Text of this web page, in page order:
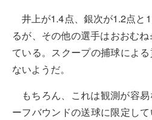
井上が1.4点、銀次が1.2点と
るが、その他の選手はおおむ
ている。スクープの捕球によ
ないようだ。
もちろん、これは観測が容
ーフバウンドの送球に限定し